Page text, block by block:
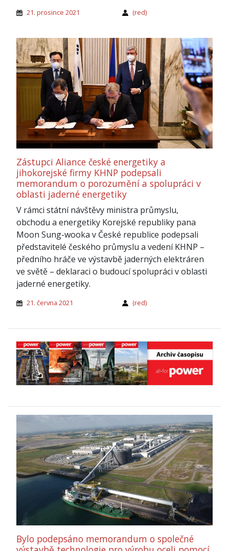
21. prosince 2021 (red)
Zástupci Aliance české energetiky a
jihokorejské firmy KHNP podepsali
memorandum o porozumění a spolupráci v
oblasti jaderné energetiky
V rámci státní návštěvy ministra průmyslu,
obchodu a energetiky Korejské republiky pana
Moon Sung-wooka v České republice podepsali
představitelé českého průmyslu a vedení KHNP –
předního hráče ve výstavbě jaderných elektráren
ve světě – deklaraci o budoucí spolupráci v oblasti
jaderné energetiky.
21. června 2021 (red)
Bylo podepsáno memorandum o společné